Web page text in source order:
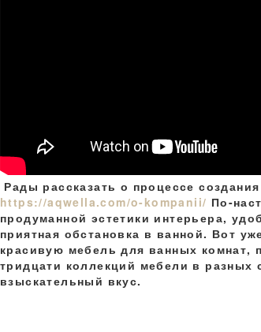
Рады рассказать о процессе
https://aqwella.com/o-kompanii/ По-
продуманной эстетики интерьера,
приятная обстановка в ванной. Вот
красивую мебель для ванных
тридцати коллекций мебели в
взыскательный вкус.